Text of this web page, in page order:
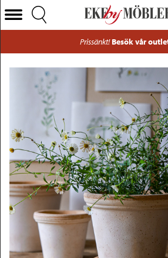
Flora kruka med fat rosa Ø25 cm
Välj Kategori
Fåtöljer
Sängar
Förvaring
Inredning
Mattor
Belysning
Utemöbler
Prissänkt! Besök vår